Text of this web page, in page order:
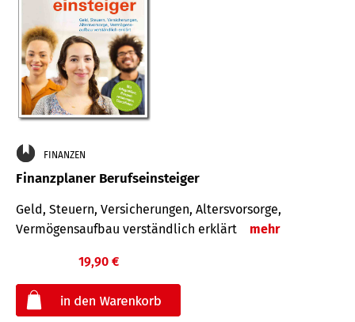
FINANZEN
Finanzplaner Berufseinsteiger
Geld, Steuern, Versicherungen, Altersvorsorge,
Vermögensaufbau verständlich erklärt
mehr
19,90 €